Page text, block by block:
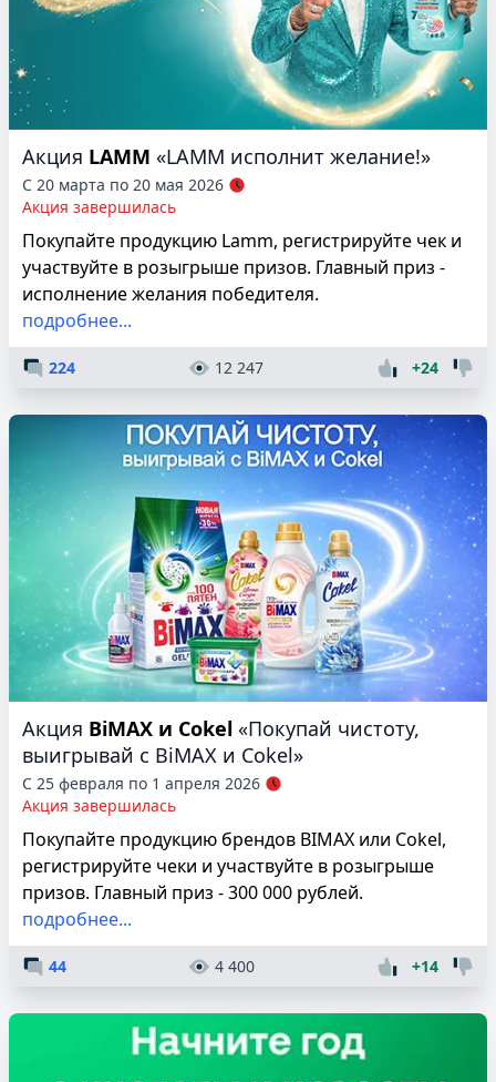
Акция LAMM «LAMM исполнит желание!»
С 20 марта по 20 мая 2026
Акция завершилась
Покупайте продукцию Lamm, регистрируйте чек и
участвуйте в розыгрыше призов. Главный приз -
исполнение желания победителя.
подробнее...
224 12 247 +24
Акция BiMAX и Cokel «Покупай чистоту,
выигрывай с BiMAX и Cokel»
С 25 февраля по 1 апреля 2026
Акция завершилась
Покупайте продукцию брендов BIMAX или Cokel,
регистрируйте чеки и участвуйте в розыгрыше
призов. Главный приз - 300 000 рублей.
подробнее...
44 4 400 +14